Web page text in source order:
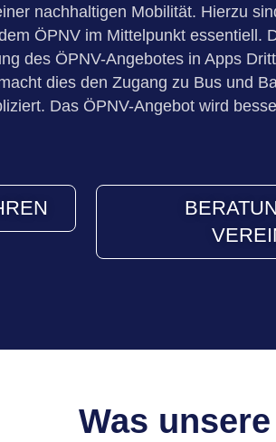
nachhaltigen Mobilität. Hierzu
ÖPNV im Mittelpunkt essentiell.
des ÖPNV-Angebotes in Apps
dies den Zugang zu Bus und
Das ÖPNV-Angebot wird
Was